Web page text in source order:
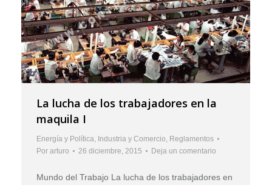
La lucha de los trabajadores en la
maquila I
Energía y Política Industria y Comercio Reglamentos
Por arturo 26 diciembre, 2015 Deja un comentario
Mundo del Trabajo La lucha de los trabajadores en